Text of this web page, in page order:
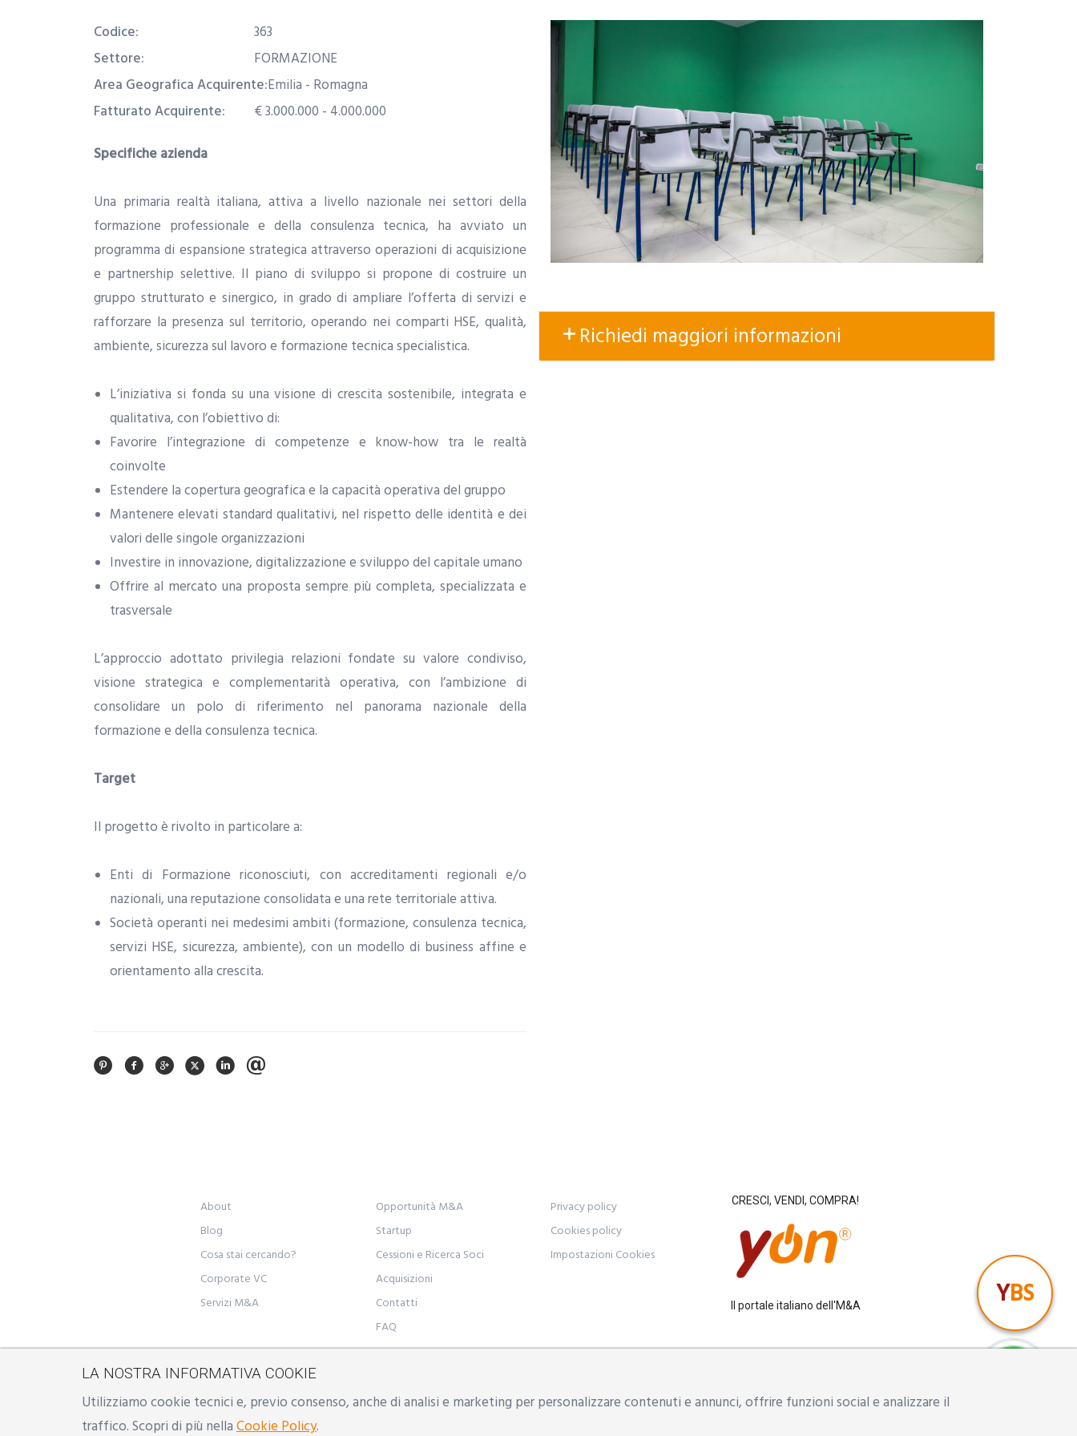
Codice:
363
Settore:
FORMAZIONE
Area Geografica Acquirente:Emilia - Romagna
Fatturato Acquirente:
€ 3.000.000 - 4.000.000
Specifiche azienda
Una primaria realtà italiana, attiva a livello nazionale nei settori della
formazione professionale e della consulenza tecnica, ha avviato un
programma di espansione strategica attraverso operazioni di acquisizione
e partnership selettive. Il piano di sviluppo si propone di costruire un
gruppo strutturato e sinergico, in grado di ampliare l’offerta di servizi e
rafforzare la presenza sul territorio, operando nei comparti HSE, qualità,
ambiente, sicurezza sul lavoro e formazione tecnica specialistica.
L’iniziativa si fonda su una visione di crescita sostenibile, integrata e
qualitativa, con l’obiettivo di:
Favorire l’integrazione di competenze e know-how tra le realtà
coinvolte
Estendere la copertura geografica e la capacità operativa del gruppo
Mantenere elevati standard qualitativi, nel rispetto delle identità e dei
valori delle singole organizzazioni
Investire in innovazione, digitalizzazione e sviluppo del capitale umano
Offrire al mercato una proposta sempre più completa, specializzata e
trasversale
L’approccio adottato privilegia relazioni fondate su valore condiviso,
visione strategica e complementarità operativa, con l’ambizione di
consolidare un polo di riferimento nel panorama nazionale della
formazione e della consulenza tecnica.
Target
Il progetto è rivolto in particolare a:
Enti di Formazione riconosciuti, con accreditamenti regionali e/o
nazionali, una reputazione consolidata e una rete territoriale attiva.
Società operanti nei medesimi ambiti (formazione, consulenza tecnica,
servizi HSE, sicurezza, ambiente), con un modello di business affine e
orientamento alla crescita.
Richiedi maggiori informazioni
About
Blog
Cosa stai cercando?
Corporate VC
Servizi M&A
Opportunità M&A
Startup
Cessioni e Ricerca Soci
Acquisizioni
Contatti
FAQ
Privacy policy
Cookies policy
Impostazioni Cookies
CRESCI, VENDI, COMPRA!
Il portale italiano dell'M&A
Emilia, Milano | Mail:
| P.IVA: 02533500357 | REA: RE 290154
YBS
LA NOSTRA INFORMATIVA COOKIE
Utilizziamo cookie tecnici e, previo consenso, anche di analisi e marketing per personalizzare contenuti e annunci, offrire funzioni social e analizzare il
traffico. Scopri di più nella Cookie Policy.